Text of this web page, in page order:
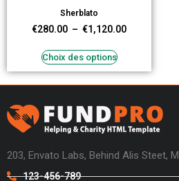
Sherblato
€280.00 – €1,120.00
Choix des options
203, Envato Labs, Behind Alis Steet,
123-456-789